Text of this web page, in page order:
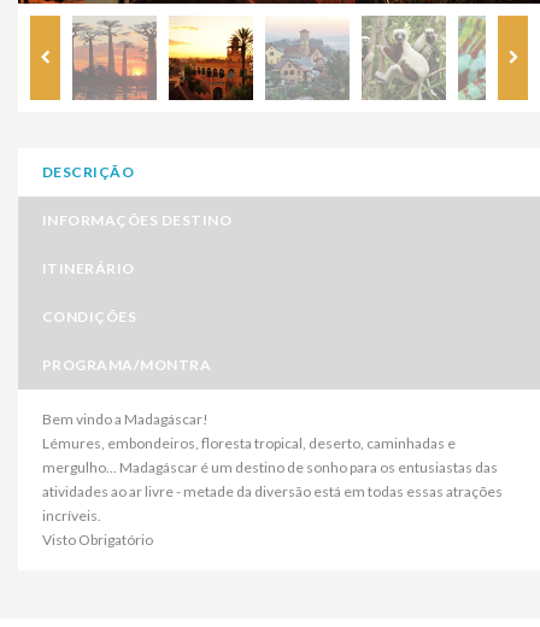
DESCRIÇÃO
INFORMAÇÕES DESTINO
ITINERÁRIO
CONDIÇÕES
PROGRAMA/MONTRA
Bem vindo a Madagáscar!
Lémures, embondeiros, floresta tropical, deserto, caminhadas e
mergulho... Madagáscar é um destino de sonho para os entusiastas das
atividades ao ar livre - metade da diversão está em todas essas atrações
incríveis.
Visto Obrigatório